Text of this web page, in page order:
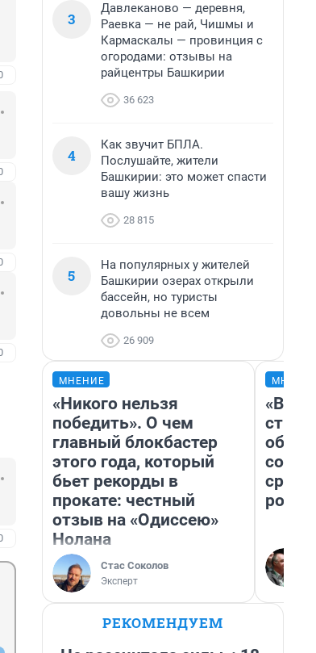
3
Давлеканово — деревня,
Раевка — не рай, Чишмы и
Кармаскалы — провинция с
огородами: отзывы на
райцентры Башкирии
36 623
4
Как звучит БПЛА.
Послушайте, жители
Башкирии: это может спасти
вашу жизнь
28 815
5
На популярных у жителей
Башкирии озерах открыли
бассейн, но туристы
довольны не всем
26 909
МНЕНИЕ
«Никого нельзя
победить». О чем
главный блокбастер
этого года, который
бьет рекорды в
прокате: честный
отзыв на «Одиссею»
Нолана
Стас Соколов
Эксперт
«В
РЕКОМЕНДУЕМ